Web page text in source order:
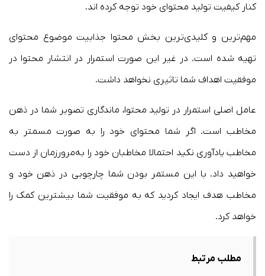
کنار کیفیت تولید محتوای خود توجه کرده اند.
مهم‌ترین و کلیدی‌ترین بخش محتوا جذابیت موضوع محتوای
تهیه شده است. در غیر این صورت استمرار در انتشار محتوا در
موفقیت اهداف شما تاثیری نخواهد داشت.
عامل اصلی استمرار در تولید محتوا، ماندگاری تصویر شما در ذهن
مخاطب است. اگر شما محتوای خود را به صورت مسمتر به
مخاطب یادآوری نکید احتمالا مخاطبان خود را به‌مرورزمان از دست
خواهید داد. با این مستمر بودن شما چارچوبی در ذهن خود و
مخاطب هدف ایجاد کردید که به موفقیت شما بیشترین کمک را
خواهد کرد.
مطلب مرتبط